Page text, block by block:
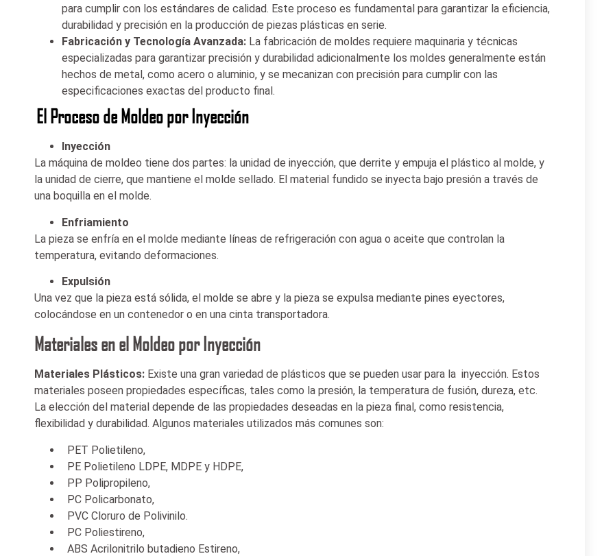
para cumplir con los estándares de calidad. Este proceso es fundamental para garantizar la eficiencia,
durabilidad y precisión en la producción de piezas plásticas en serie.
Fabricación y Tecnología Avanzada: La fabricación de moldes requiere maquinaria y técnicas
especializadas para garantizar precisión y durabilidad adicionalmente los moldes generalmente están
hechos de metal, como acero o aluminio, y se mecanizan con precisión para cumplir con las
especificaciones exactas del producto final.
El Proceso de Moldeo por Inyección
Inyección
La máquina de moldeo tiene dos partes: la unidad de inyección, que derrite y empuja el plástico al molde, y
la unidad de cierre, que mantiene el molde sellado. El material fundido se inyecta bajo presión a través de
una boquilla en el molde.
Enfriamiento
La pieza se enfría en el molde mediante líneas de refrigeración con agua o aceite que controlan la
temperatura, evitando deformaciones.
Expulsión
Una vez que la pieza está sólida, el molde se abre y la pieza se expulsa mediante pines eyectores,
colocándose en un contenedor o en una cinta transportadora.
Materiales en el Moldeo por Inyección
Materiales Plásticos: Existe una gran variedad de plásticos que se pueden usar para la inyección. Estos
materiales poseen propiedades específicas, tales como la presión, la temperatura de fusión, dureza, etc.
La elección del material depende de las propiedades deseadas en la pieza final, como resistencia,
flexibilidad y durabilidad. Algunos materiales utilizados más comunes son:
PET Polietileno,
PE Polietileno LDPE, MDPE y HDPE,
PP Polipropileno,
PC Policarbonato,
PVC Cloruro de Polivinilo.
PC Poliestireno,
ABS Acrilonitrilo butadieno Estireno,